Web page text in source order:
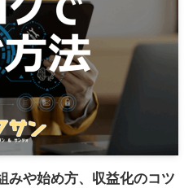
みや始め方、収益化のコツ